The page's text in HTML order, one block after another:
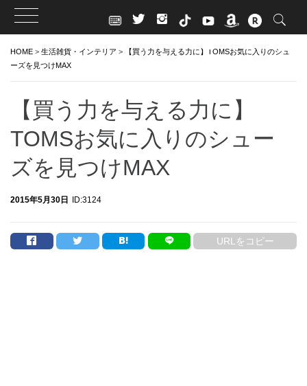
HOME > 生活雑貨・インテリア >
【買う力を与える力に】TOMSお気に入りのシュ
ーズを見つけMAX
【買う力を与える力に】
TOMSお気に入りのシュー
ズを見つけMAX
2015年5月30日 ID:3124
URLをコピー